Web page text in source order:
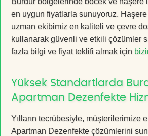
en uygun fiyatlarla sunuyoruz.
uzman ekibimiz en kaliteli ve çevre
kullanarak güvenli ve etkili çözümler
fazla bilgi ve fiyat teklifi almak için
Yüksek Standartlarda
Apartman Dezenfekte
Yılların tecrübesiyle, müşterilerimize
Apartman Dezenfekte çözümlerini